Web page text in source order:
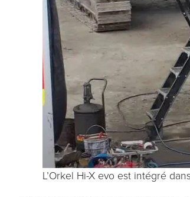
L’Orkel Hi-X evo est intégré